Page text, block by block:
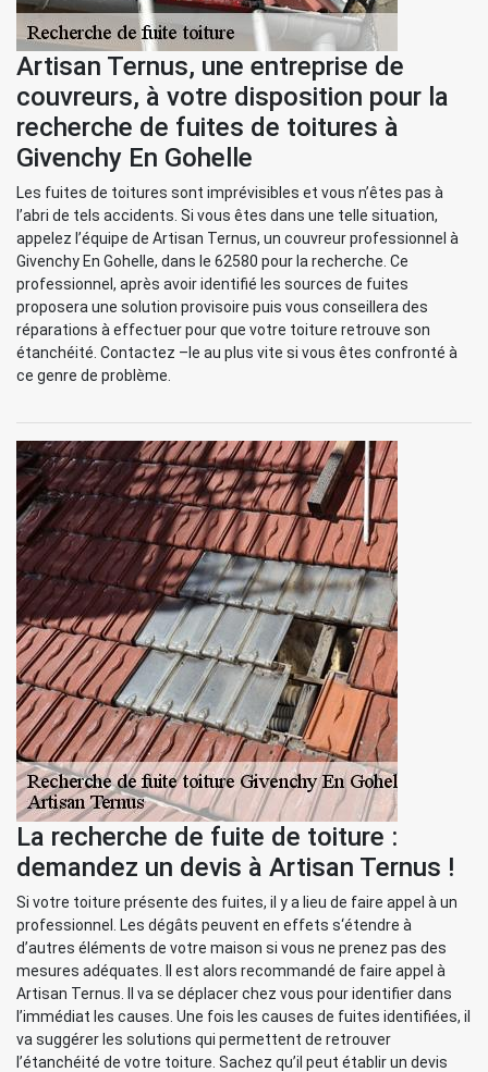
Artisan Ternus, une entreprise de
couvreurs, à votre disposition pour la
recherche de fuites de toitures à
Givenchy En Gohelle
Les fuites de toitures sont imprévisibles et vous n’êtes pas à
l’abri de tels accidents. Si vous êtes dans une telle situation,
appelez l’équipe de Artisan Ternus, un couvreur professionnel à
Givenchy En Gohelle, dans le 62580 pour la recherche. Ce
professionnel, après avoir identifié les sources de fuites
proposera une solution provisoire puis vous conseillera des
réparations à effectuer pour que votre toiture retrouve son
étanchéité. Contactez –le au plus vite si vous êtes confronté à
ce genre de problème.
La recherche de fuite de toiture :
demandez un devis à Artisan Ternus !
Si votre toiture présente des fuites, il y a lieu de faire appel à un
professionnel. Les dégâts peuvent en effets s‘étendre à
d’autres éléments de votre maison si vous ne prenez pas des
mesures adéquates. Il est alors recommandé de faire appel à
Artisan Ternus. Il va se déplacer chez vous pour identifier dans
l’immédiat les causes. Une fois les causes de fuites identifiées, il
va suggérer les solutions qui permettent de retrouver
l’étanchéité de votre toiture. Sachez qu’il peut établir un devis